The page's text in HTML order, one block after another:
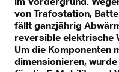
von Trafostation,
fällt ganzjährig
reversible elektrische
Um die Komponenten
dimensionieren,